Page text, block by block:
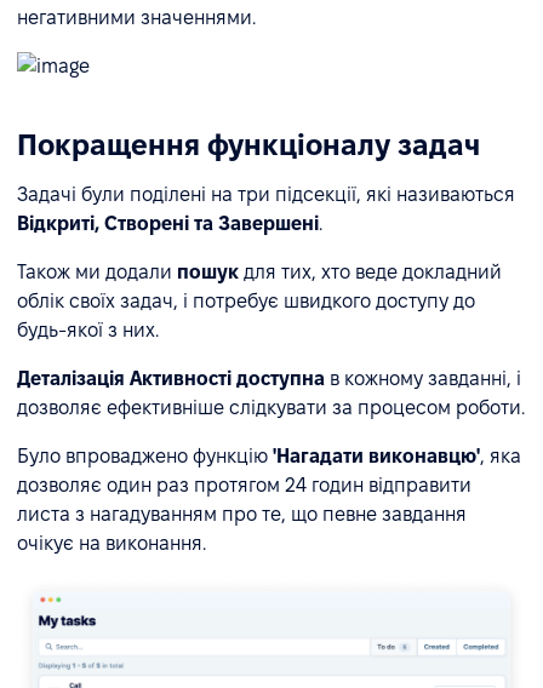
негативними значеннями.
Покращення функціоналу задач
Задачі були поділені на три підсекції, які називаються
Відкриті, Створені та Завершені.
Також ми додали пошук для тих, хто веде докладний
облік своїх задач, і потребує швидкого доступу до
будь-якої з них.
Деталізація Активності доступна в кожному завданні, і
дозволяє ефективніше слідкувати за процесом роботи.
Було впроваджено функцію 'Нагадати виконавцю', яка
дозволяє один раз протягом 24 годин відправити
листа з нагадуванням про те, що певне завдання
очікує на виконання.